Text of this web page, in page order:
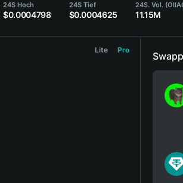
24S Hoch
$0.0004798
24S Tief
$0.0004625
24S. Vol.
11.15M
Lite Pro